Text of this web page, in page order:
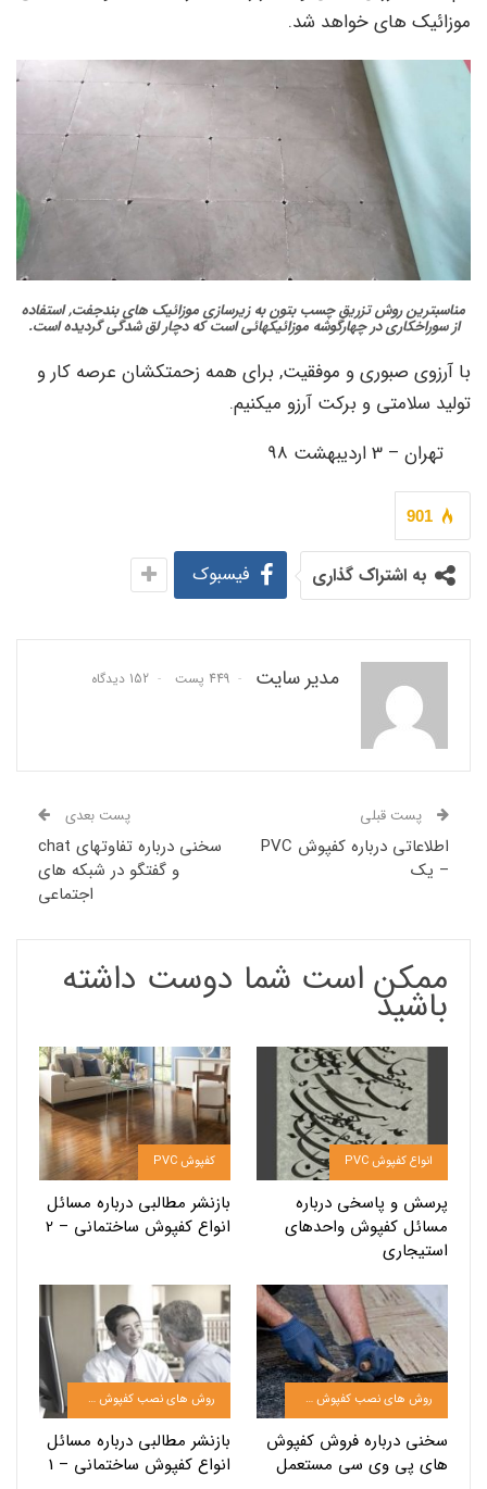
موزائیک های خواهد شد.
مناسبترین روش تزریق چسب بتون به زیرسازی موزائیک های بندجفت, استفاده
از سوراخکاری در چهارگوشه موزائیکهائی است که دچار لق شدگی گردیده است.
با آرزوی صبوری و موفقیت, برای همه زحمتکشان عرصه کار و
تولید سلامتی و برکت آرزو میکنیم.
تهران – 3 اردیبهشت 98
901
به اشتراک گذاری فیسبوک
مدیر سایت 449 پست 152 دیدگاه
پست قبلی
اطلاعاتی درباره کفپوش PVC
– یک
پست بعدی
سخنی درباره تفاوتهای chat
و گفتگو در شبکه های
اجتماعی
ممکن است شما دوست داشته
باشید
انواع کفپوش PVC
پرسش و پاسخی درباره
مسائل کفپوش واحدهای
استیجاری
کفپوش PVC
بازنشر مطالبی درباره مسائل
انواع کفپوش ساختمانی – 2
روش های نصب کفپوش pvc
سخنی درباره فروش کفپوش
های پی وی سی مستعمل
روش های نصب کفپوش pvc
بازنشر مطالبی درباره مسائل
انواع کفپوش ساختمانی – 1